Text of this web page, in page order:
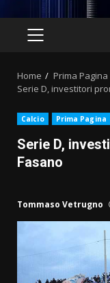
PRIMARY
Home
Prima Pagina
Serie D, investitori
Calcio Prima Pagina
Serie D,
Fasano
Tommaso Vetrugno